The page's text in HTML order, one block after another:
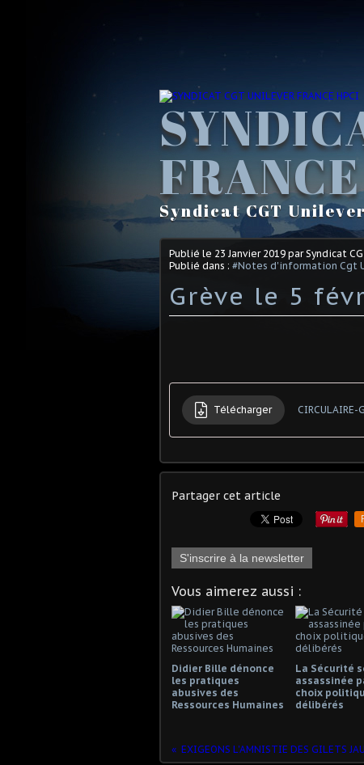
Syndicat CGT
Publié le 23 Janvier 2019 par Syndicat
Publié dans : #Notes d'information Cgt
Grève le 5
Télécharger
Partager cet article
S'inscrire à la newsletter
Vous aimerez aussi :
Didier Bille dénonce
les pratiques
abusives des
Ressources Humaines
La Sécurité
assassinée
choix
délibérés